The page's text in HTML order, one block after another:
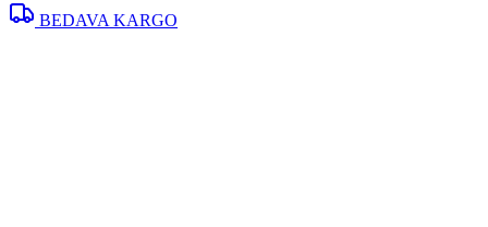
BEDAVA KARGO